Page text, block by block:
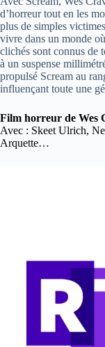
d’horreur tout en les
plus de simples
vivre dans un monde
clichés sont connus de
à un suspense
propulsé Scream au
influençant toute une
Film horreur de Wes
Avec : Skeet Ulrich,
Arquette…